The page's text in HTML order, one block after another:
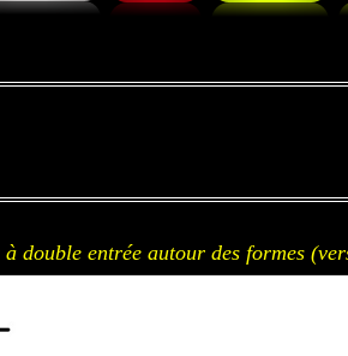
double entrée autour des formes